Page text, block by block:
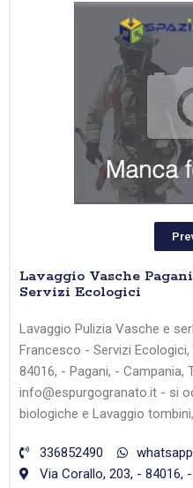
Lavaggio Vasche
Servizi Ecologici
Lavaggio Pulizia Vasche e
Francesco - Servizi
84016, - Pagani, - Campania,
info@espurgogranato.it - si
biologiche e Lavaggio
336852490
whatsapp
Via Corallo, 203, - 84016,